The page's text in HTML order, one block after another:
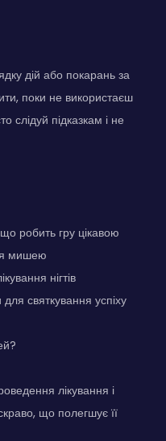
дій або покарань за
поки не використаєш
слідуй підказкам і не
робить гру цікавою
мишею
нігтів
святкування успіху
лікування і
що полегшує її